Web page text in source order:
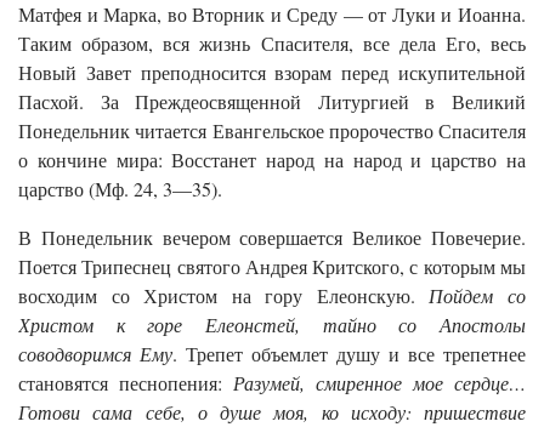
Матфея и Марка, во Вторник и Среду — от Луки и Иоанна.
Таким образом, вся жизнь Спасителя, все дела Его, весь
Новый Завет преподносится взорам перед искупительной
Пасхой. За Преждеосвященной Литургией в Великий
Понедельник читается Евангельское пророчество Спасителя
о кончине мира: Восстанет народ на народ и царство на
царство (Мф. 24, 3—35).
В Понедельник вечером совершается Великое Повечерие.
Поется Трипеснец святого Андрея Критского, с которым мы
восходим со Христом на гору Елеонскую. Пойдем со
Христом к горе Елеонстей, тайно со Апостолы
соводворимся Ему. Трепет объемлет душу и все трепетнее
становятся песнопения: Разумей, смиренное мое сердце…
Готови сама себе, о душе моя, ко исходу: пришествие